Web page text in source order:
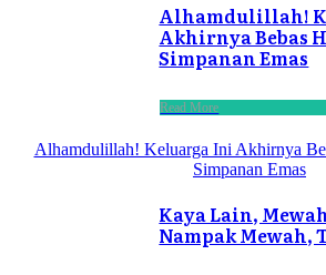
Alhamdulillah!
Akhirnya Bebas
Simpanan Emas
Read More
Alhamdulillah! Keluarga Ini Akhirnya
Simpanan Emas
Kaya Lain,
Nampak Mewah,